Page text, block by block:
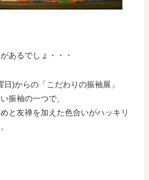
あるでしょ・・・
)からの「こだわりの振袖展」
振袖の一つで、
と友禅を加えた色合いがハッキリ